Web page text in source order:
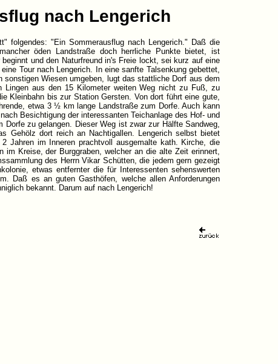
nach Lengerich
folgendes: "Ein Sommerausflug nach Lengerich." Daß die
öden Landstraße doch herrliche Punkte bietet, ist
und den Naturfreund in's Freie lockt, sei kurz auf eine
Tour nach Lengerich. In eine sanfte Talsenkung gebettet,
Wiesen umgeben, lugt das stattliche Dorf aus dem
Lingen aus den 15 Kilometer weiten Weg nicht zu Fuß, zu
Kleinbahn bis zur Station Gersten. Von dort führt eine gute,
etwa 3 ½ km lange Landstraße zum Dorfe. Auch kann
Besichtigung der interessanten Teichanlage des Hof- und
zu gelangen. Dieser Weg ist zwar zur Hälfte Sandweg,
Gehölz dort reich an Nachtigallen. Lengerich selbst bietet
Jahren im Inneren prachtvoll ausgemalte kath. Kirche, die
Kreise, der Burggraben, welcher an die alte Zeit erinnert,
des Herrn Vikar Schütten, die jedem gern gezeigt
etwas entfernter die für Interessenten sehenswerten
Daß es an guten Gasthöfen, welche allen Anforderungen
bekannt. Darum auf nach Lengerich!